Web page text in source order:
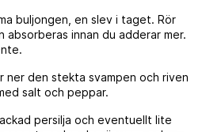
buljongen, en slev i taget. Rör
innan du adderar mer.
ner den stekta svampen och riven
salt och peppar.
persilja och eventuellt lite